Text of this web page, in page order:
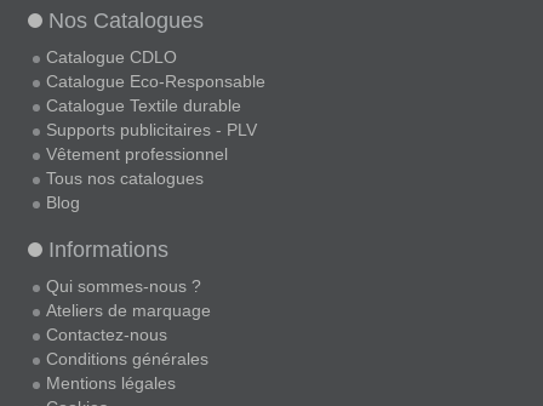
Nos Catalogues
Catalogue CDLO
Catalogue Eco-Responsable
Catalogue Textile durable
Supports publicitaires - PLV
Vêtement professionnel
Tous nos catalogues
Blog
Informations
Qui sommes-nous ?
Ateliers de marquage
Contactez-nous
Conditions générales
Mentions légales